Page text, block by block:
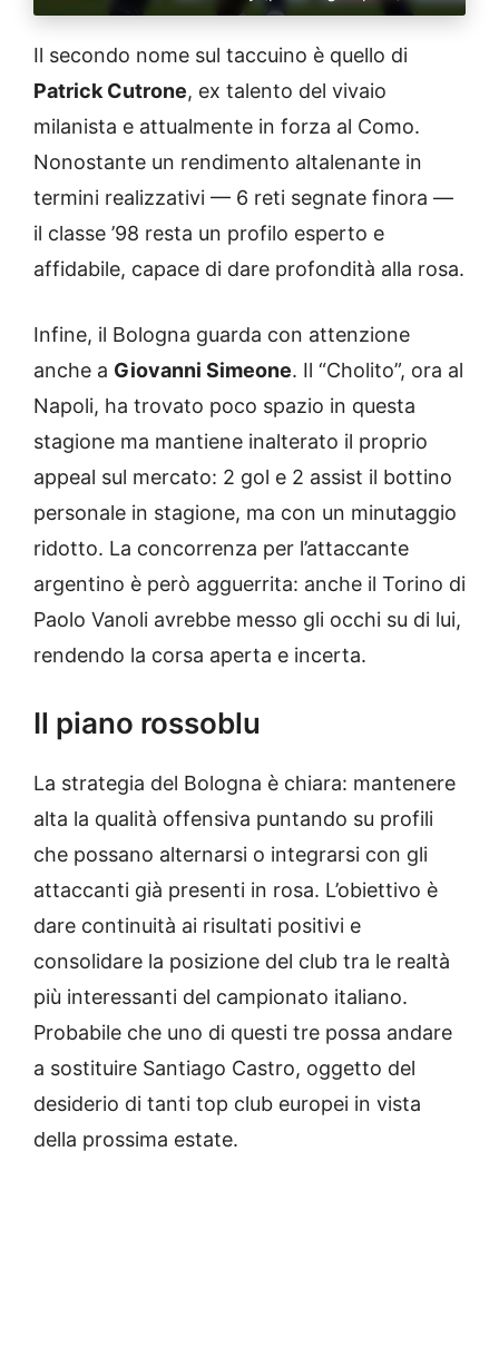
Il secondo nome sul taccuino è quello di
Patrick Cutrone, ex talento del vivaio
milanista e attualmente in forza al Como.
Nonostante un rendimento altalenante in
termini realizzativi — 6 reti segnate finora —
il classe ’98 resta un profilo esperto e
affidabile, capace di dare profondità alla rosa.
Infine, il Bologna guarda con attenzione
anche a Giovanni Simeone. Il “Cholito”, ora al
Napoli, ha trovato poco spazio in questa
stagione ma mantiene inalterato il proprio
appeal sul mercato: 2 gol e 2 assist il bottino
personale in stagione, ma con un minutaggio
ridotto. La concorrenza per l’attaccante
argentino è però agguerrita: anche il Torino di
Paolo Vanoli avrebbe messo gli occhi su di lui,
rendendo la corsa aperta e incerta.
Il piano rossoblu
La strategia del Bologna è chiara: mantenere
alta la qualità offensiva puntando su profili
che possano alternarsi o integrarsi con gli
attaccanti già presenti in rosa. L’obiettivo è
dare continuità ai risultati positivi e
consolidare la posizione del club tra le realtà
più interessanti del campionato italiano.
Probabile che uno di questi tre possa andare
a sostituire Santiago Castro, oggetto del
desiderio di tanti top club europei in vista
della prossima estate.